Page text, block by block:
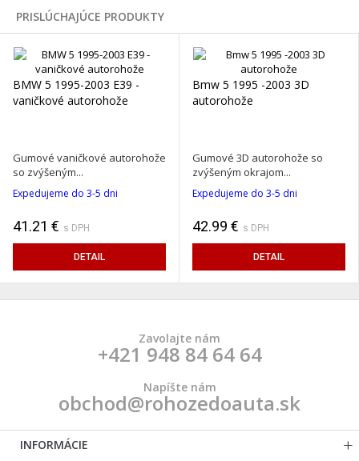
PRISLÚCHAJÚCE PRODUKTY
BMW 5 1995-2003 E39 -
vaničkové autorohože
Gumové vaničkové autorohože
so zvýšeným...
Expedujeme do 3-5 dni
41.21 € s DPH
DETAIL
Bmw 5 1995 -2003 3D
autorohože
Gumové 3D autorohože so
zvýšeným okrajom...
Expedujeme do 3-5 dni
42.99 € s DPH
DETAIL
Zavolajte nám
+421 948 84 64 64
Napíšte nám
obchod@rohozedoauta.sk
INFORMÁCIE